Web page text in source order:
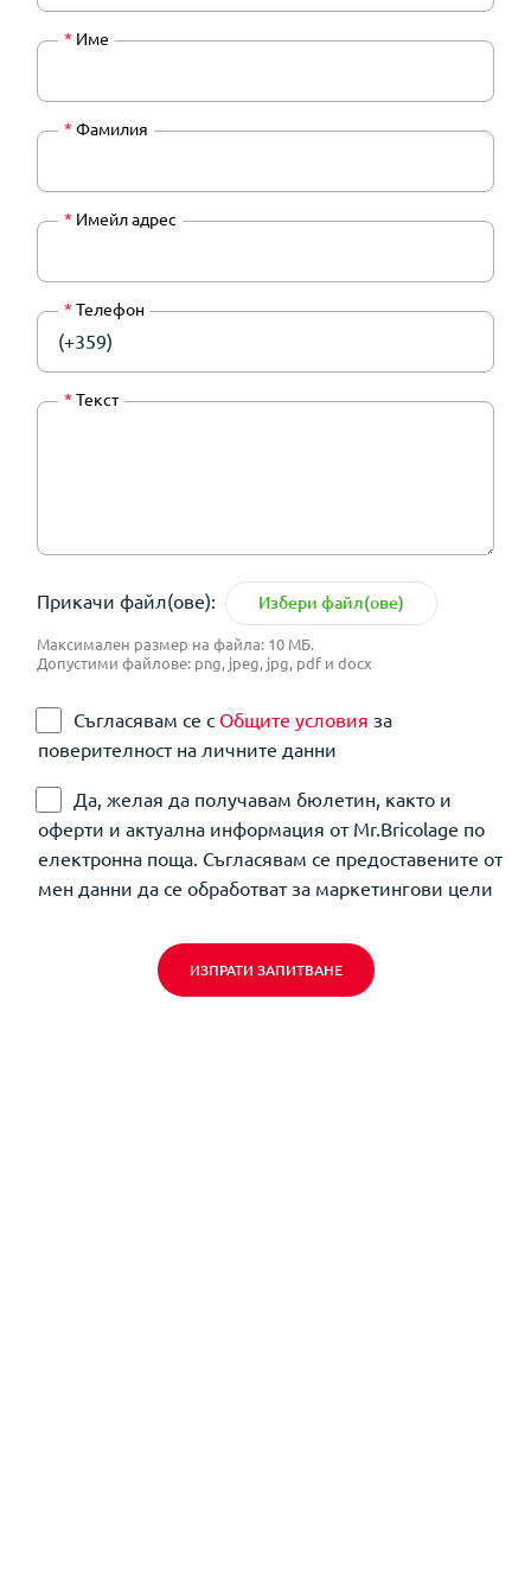
* Име
* Фамилия
* Имейл адрес
* Телефон
(+359)
* Текст
Прикачи файл(ове): Избери файл(ове)
Максимален размер на файла: 10 МБ.
Допустими файлове: png, jpeg, jpg, pdf и docx
Съгласявам се с Общите условия за
поверителност на личните данни
Да, желая да получавам бюлетин, както и
оферти и актуална информация от Mr.Bricolage по
електронна поща. Съгласявам се предоставените от
мен данни да се обработват за маркетингови цели
ИЗПРАТИ ЗАПИТВАНЕ